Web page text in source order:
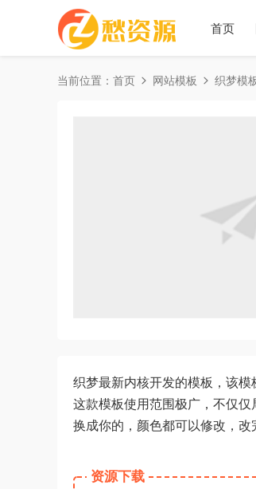
首页
当前位置： 首页 网站模板 织梦模
织梦最新内核开发的模板，该模
这款模板使用范围极广，不仅仅
换成你的，颜色都可以修改，改
资源下载